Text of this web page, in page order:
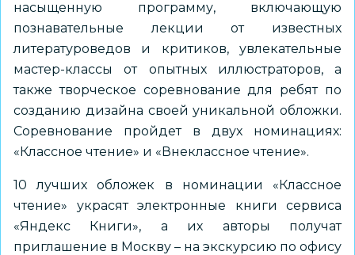
насыщенную программу, включающую
познавательные лекции от известных
литературоведов и критиков, увлекательные
мастер-классы от опытных иллюстраторов, а
также творческое соревнование для ребят по
созданию дизайна своей уникальной обложки.
Соревнование пройдет в двух номинациях:
«Классное чтение» и «Внеклассное чтение».
10 лучших обложек в номинации «Классное
чтение» украсят электронные книги сервиса
«Яндекс Книги», а их авторы получат
приглашение в Москву – на экскурсию по офису